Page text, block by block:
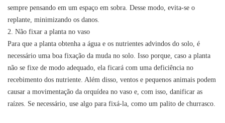
sempre pensando em um espaço em sobra. Desse modo, evita-se o
replante, minimizando os danos.
2. Não fixar a planta no vaso
Para que a planta obtenha a água e os nutrientes advindos do solo, é
necessário uma boa fixação da muda no solo. Isso porque, caso a planta
não se fixe de modo adequado, ela ficará com uma deficiência no
recebimento dos nutriente. Além disso, ventos e pequenos animais podem
causar a movimentação da orquídea no vaso e, com isso, danificar as
raízes. Se necessário, use algo para fixá-la, como um palito de churrasco.